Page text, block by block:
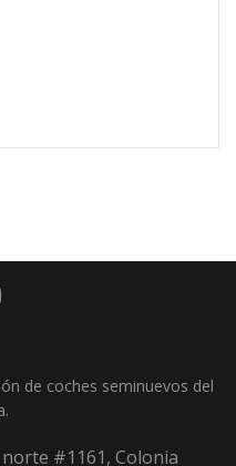
de coches seminuevos del
#1161, Colonia